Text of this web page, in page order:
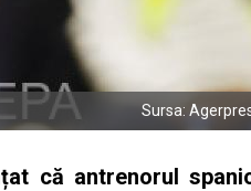
Sursa:
că antrenorul